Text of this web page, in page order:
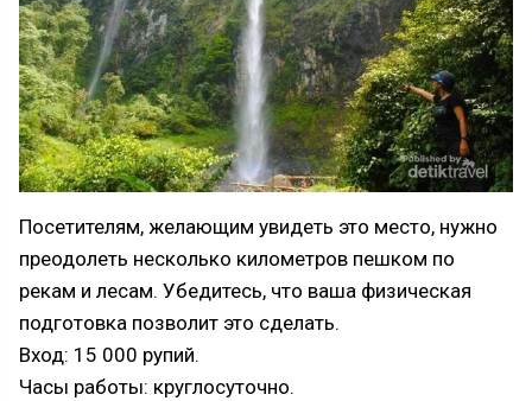
Посетителям, желающим увидеть это место, нужно
преодолеть несколько километров пешком по
рекам и лесам. Убедитесь, что ваша физическая
подготовка позволит это сделать.
Вход: 15 000 рупий.
Часы работы: круглосуточно.